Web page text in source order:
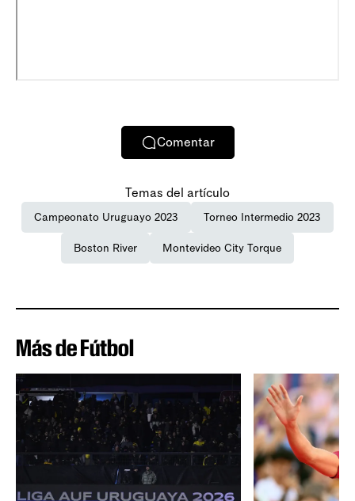
Comentar
Temas del artículo
Campeonato Uruguayo 2023 Torneo Intermedio 2023
Boston River Montevideo City Torque
Más de Fútbol